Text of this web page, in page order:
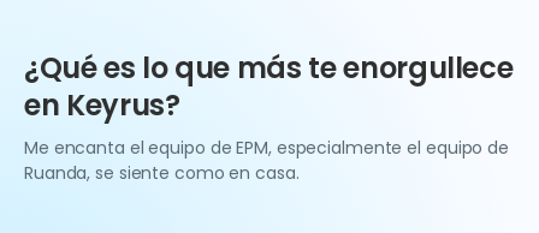
¿Qué es lo que más te enorgullece
en Keyrus?
Me encanta el equipo de EPM, especialmente el equipo de
Ruanda, se siente como en casa.